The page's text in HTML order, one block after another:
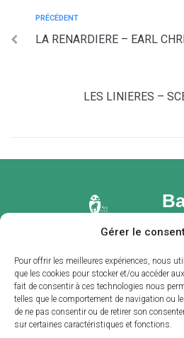
Gérer le
Pour offrir les meilleures expériences, nous
que les cookies pour stocker et/ou accéder
fait de consentir à ces technologies nous
telles que le comportement de navigation ou
de ne pas consentir ou de retirer son
sur certaines caractéristiques et fonctions.
PRÉCÉDENT
LA RENARDIERE – EARL
LES LINIERES –